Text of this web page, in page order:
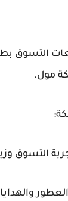
التسوق
مول.
التسوق
والهدايا